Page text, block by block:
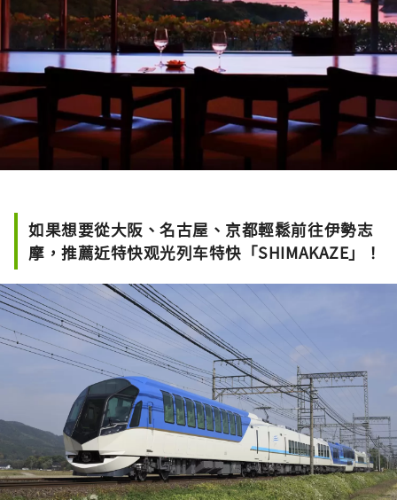
如果想要從大阪、名古屋、京都輕鬆前往伊勢志
摩，推薦近特快观光列车特快「SHIMAKAZE」！